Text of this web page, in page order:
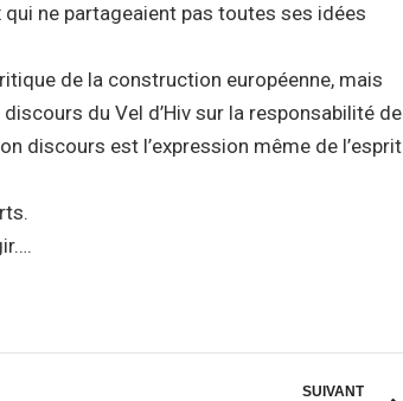
ne partageaient pas toutes ses idées
de la construction européenne, mais
du Vel d’Hiv sur la responsabilité de
discours est l’expression même de l’esprit
SUIVANT